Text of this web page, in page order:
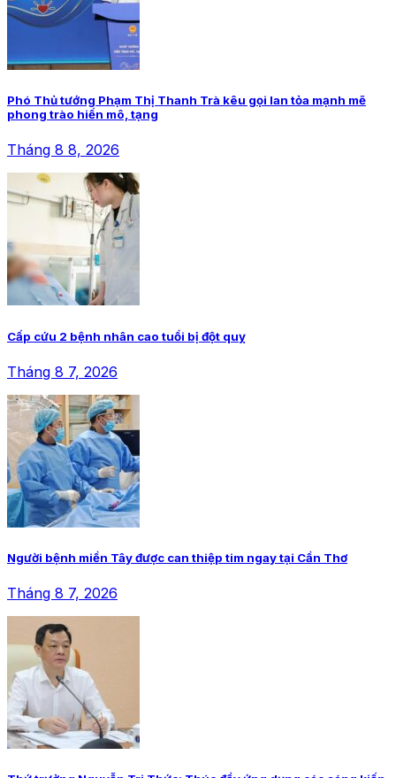
Phó Thủ tướng Phạm Thị Thanh Trà kêu gọi lan tỏa mạnh mẽ
phong trào hiến mô, tạng
Tháng 8 8, 2026
Cấp cứu 2 bệnh nhân cao tuổi bị đột quỵ
Tháng 8 7, 2026
Người bệnh miền Tây được can thiệp tim ngay tại Cần Thơ
Tháng 8 7, 2026